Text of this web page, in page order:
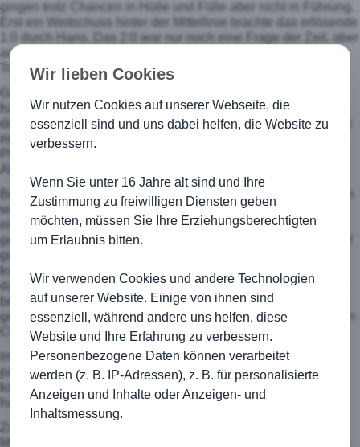
gingen trotz Chancen in Hülle und Fülle aber nicht in Führung.
Erst ein Weitschuss hinter der Mittellinie brachte das erlösende
1:0 durch Hans. Das 2:0 war nur noch eine Frage der Zeit, aber
auch in diesem Spiel scheiterten wir zu oft am gegnerischen
Torwart.
Gegen den älteren Jahrgang von
hatten wir nicht den Hauch einer Chance, der Gegner war an
diesem Tag zu gut und gewann, auch in dieser Höhe, verdient
mit 4:0. Dem schnellen und passsicheren Spiel der
Pfedelbacher konnten wir nichts dagegen setzen, auch
Abstimmungsfehler wurden eiskalt ausgenutzt.
Beim vierten Spiel gegen
Schweden
(SV Onolzheim) standen
wir noch nicht richtig auf dem Platz, schon stand es 0:1. Ein
missglückter Doppelpass hebelte unsere Abwehr aus, der
gegnerische Spieler nahm dieses Geschenk gerne an und traf
gekonnt ins Tor. Weitere Möglichkeiten der Onolzheimer
konnten wir abwehren und bestimmten dann mehr und mehr
das Spiel. Konsequenterweise trafen wir zum 1:1 durch einen
beherzten Schuss von Jannik. Weiter ging es in Richtung des
gegnerischen Torwarts, doch leider konnten wir trotz der vielen
Chancen am Ergebnis nichts mehr ändern.
Im fünften und letzten Spiel gegenEngland(SC Steinbach)
passierte nicht mehr viel, die Spieler waren erschöpft und
konnten gegen einen technisch besseren Gegner das 0:0
halten und sich einen Punkt erkämpfen.
Zum Abschluss gab es für jeden Spieler Stutzen sowie eine
Wir lieben Cookies
Wir nutzen Cookies auf unserer Webseite, die
essenziell sind und uns dabei helfen, die Website zu
verbessern.
Wenn Sie unter 16 Jahre alt sind und Ihre
Zustimmung zu freiwilligen Diensten geben
möchten, müssen Sie Ihre Erziehungsberechtigten
um Erlaubnis bitten.
Wir verwenden Cookies und andere Technologien
auf unserer Website. Einige von ihnen sind
essenziell, während andere uns helfen, diese
Website und Ihre Erfahrung zu verbessern.
Personenbezogene Daten können verarbeitet
werden (z. B. IP-Adressen), z. B. für personalisierte
Anzeigen und Inhalte oder Anzeigen- und
Inhaltsmessung.